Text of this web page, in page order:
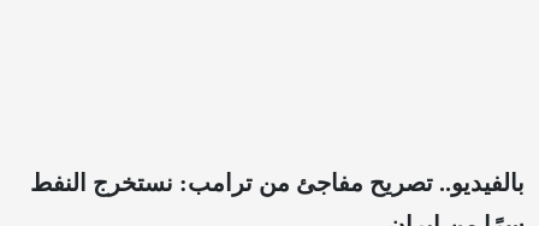
بالفيديو.. تصريح مفاجئ من ترامب: نستخرج النفط